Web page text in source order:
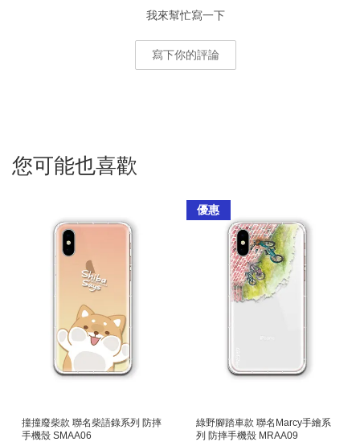
我來幫忙寫一下
寫下你的評論
您可能也喜歡
撞撞廢柴款 聯名柴語錄系列 防摔
手機殼 SMAA06
優惠
綠野腳踏車款 聯名Marcy手繪系
列 防摔手機殼 MRAA09